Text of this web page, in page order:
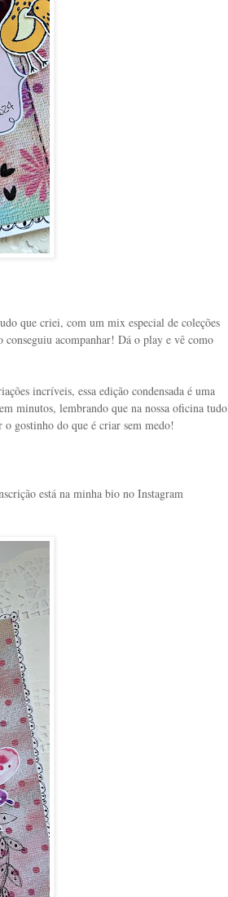
que criei, com um mix especial de coleções
acompanhar! Dá o play e vê como
incríveis, essa edição condensada é uma
minutos, lembrando que na nossa oficina tudo
o gostinho do que é criar sem medo!
está na minha bio no Instagram